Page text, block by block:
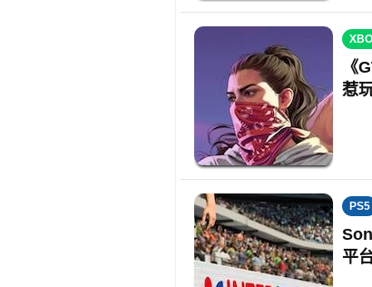
《
惹
PS5
平